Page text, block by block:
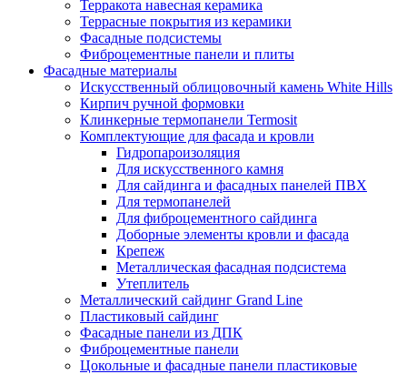
Терракота навесная керамика
Террасные покрытия из керамики
Фасадные подсистемы
Фиброцементные панели и плиты
Фасадные материалы
Искусственный облицовочный камень White Hills
Кирпич ручной формовки
Клинкерные термопанели Termosit
Комплектующие для фасада и кровли
Гидропароизоляция
Для искусственного камня
Для сайдинга и фасадных панелей ПВХ
Для термопанелей
Для фиброцементного сайдинга
Доборные элементы кровли и фасада
Крепеж
Металлическая фасадная подсистема
Утеплитель
Металлический сайдинг Grand Line
Пластиковый сайдинг
Фасадные панели из ДПК
Фиброцементные панели
Цокольные и фасадные панели пластиковые